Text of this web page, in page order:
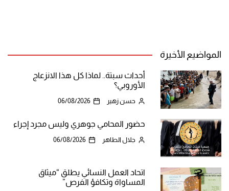
المواضيع الأخيرة
أحداث سبتة.. لماذا كل هذا الانزعاج
الأوروبي؟
حسن زهير 06/08/2026
حضور المحامي جوهري وليس مجرد إجراء
جلال الطاهر 06/08/2026
اتحاد العمل النسائي يطلق “ميثاق
المساواة وتكافؤ الفرص”